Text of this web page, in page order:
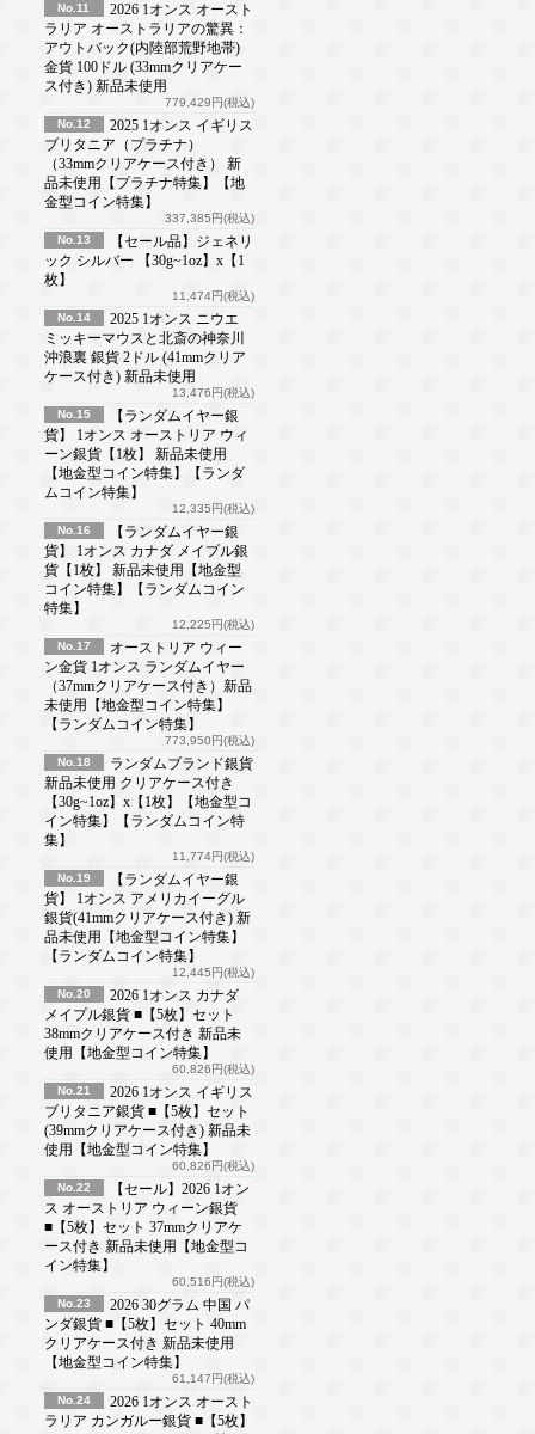
No.11
2026 1オンス オースト
ラリア オーストラリアの驚異：
アウトバック(内陸部荒野地帯)
金貨 100ドル (33mmクリアケー
ス付き) 新品未使用
779,429円(税込)
No.12
2025 1オンス イギリス
ブリタニア（プラチナ）
（33mmクリアケース付き） 新
品未使用【プラチナ特集】【地
金型コイン特集】
337,385円(税込)
No.13
【セール品】ジェネリ
ック シルバー 【30g~1oz】x【1
枚】
11,474円(税込)
No.14
2025 1オンス ニウエ
ミッキーマウスと北斎の神奈川
沖浪裏 銀貨 2ドル (41mmクリア
ケース付き) 新品未使用
13,476円(税込)
No.15
【ランダムイヤー銀
貨】 1オンス オーストリア ウィ
ーン銀貨【1枚】 新品未使用
【地金型コイン特集】【ランダ
ムコイン特集】
12,335円(税込)
No.16
【ランダムイヤー銀
貨】 1オンス カナダ メイプル銀
貨【1枚】 新品未使用【地金型
コイン特集】【ランダムコイン
特集】
12,225円(税込)
No.17
オーストリア ウィー
ン金貨 1オンス ランダムイヤー
（37mmクリアケース付き）新品
未使用【地金型コイン特集】
【ランダムコイン特集】
773,950円(税込)
No.18
ランダムブランド銀貨
新品未使用 クリアケース付き
【30g~1oz】x【1枚】【地金型コ
イン特集】【ランダムコイン特
集】
11,774円(税込)
No.19
【ランダムイヤー銀
貨】 1オンス アメリカイーグル
銀貨(41mmクリアケース付き) 新
品未使用【地金型コイン特集】
【ランダムコイン特集】
12,445円(税込)
No.20
2026 1オンス カナダ
メイプル銀貨 ■【5枚】セット
38mmクリアケース付き 新品未
使用【地金型コイン特集】
60,826円(税込)
No.21
2026 1オンス イギリス
ブリタニア銀貨 ■【5枚】セット
(39mmクリアケース付き) 新品未
使用【地金型コイン特集】
60,826円(税込)
No.22
【セール】2026 1オン
ス オーストリア ウィーン銀貨
■【5枚】セット 37mmクリアケ
ース付き 新品未使用【地金型コ
イン特集】
60,516円(税込)
No.23
2026 30グラム 中国 パ
ンダ銀貨 ■【5枚】セット 40mm
クリアケース付き 新品未使用
【地金型コイン特集】
61,147円(税込)
No.24
2026 1オンス オースト
ラリア カンガルー銀貨 ■【5枚】